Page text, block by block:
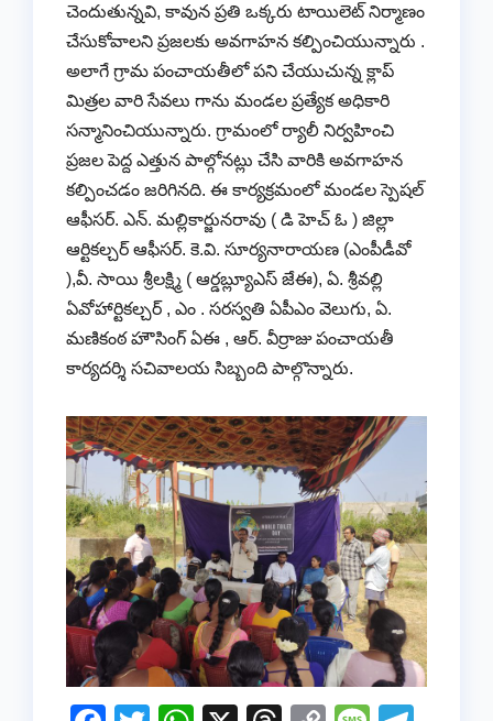
చెందుతున్నవి, కావున ప్రతి ఒక్కరు టాయిలెట్ నిర్మాణం
చేసుకోవాలని ప్రజలకు అవగాహన కల్పించియున్నారు .
అలాగే గ్రామ పంచాయతీలో పని చేయుచున్న క్లాప్
మిత్రల వారి సేవలు గాను మండల ప్రత్యేక అధికారి
సన్మానించియున్నారు. గ్రామంలో ర్యాలీ నిర్వహించి
ప్రజల పెద్ద ఎత్తున పాల్గోనట్లు చేసి వారికి అవగాహన
కల్పించడం జరిగినది. ఈ కార్యక్రమంలో మండల స్పెషల్
ఆఫీసర్. ఎన్. మల్లికార్జునరావు ( డి హెచ్ ఓ ) జిల్లా
ఆర్టికల్చర్ ఆఫీసర్. కె.వి. సూర్యనారాయణ (ఎంపీడీవో
),వీ. సాయి శ్రీలక్ష్మి ( ఆర్డబ్ల్యూఎస్ జేఈ), ఏ. శ్రీవల్లి
ఏవోహార్టికల్చర్ , ఎం . సరస్వతి ఏపీఎం వెలుగు, ఏ.
మణికంఠ హౌసింగ్ ఏఈ , ఆర్. వీర్రాజు పంచాయతీ
కార్యదర్శి సచివాలయ సిబ్బంది పాల్గొన్నారు.